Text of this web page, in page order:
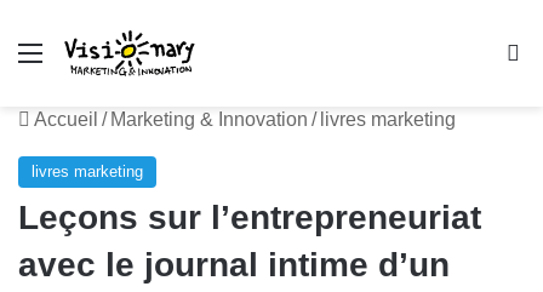
Menu
Accueil / Marketing & Innovation / livres marketing
livres marketing
Leçons sur l’entrepreneuriat
avec le journal intime d’un